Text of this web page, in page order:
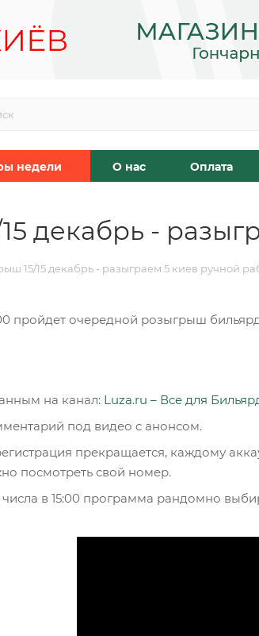
недели О нас Оплата
декабрь -
15/15 декабрь - разыграем 5 киев ручной
пройдет очередной розыгрыш
на канал: Luza.ru – Все для
под видео с анонсом.
прекращается, каждому
посмотреть свой номер.
числа в 15:00 программа рандомно